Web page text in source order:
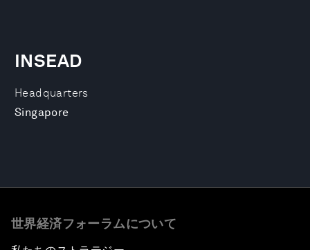
Headquarters
Singapore
INSEAD
世界経済フォーラムについて